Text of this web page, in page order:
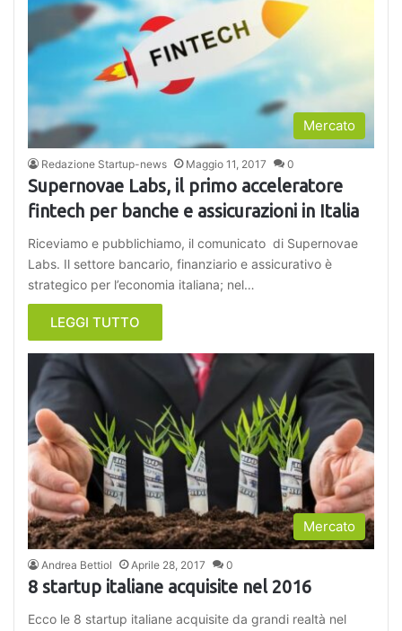
Mercato
Redazione Startup-news Maggio 11, 2017 0
Supernovae Labs, il primo acceleratore
fintech per banche e assicurazioni in Italia
Riceviamo e pubblichiamo, il comunicato di Supernovae
Labs. Il settore bancario, finanziario e assicurativo è
strategico per l’economia italiana; nel…
LEGGI TUTTO
Mercato
Andrea Bettiol Aprile 28, 2017 0
8 startup italiane acquisite nel 2016
Ecco le 8 startup italiane acquisite da grandi realtà nel